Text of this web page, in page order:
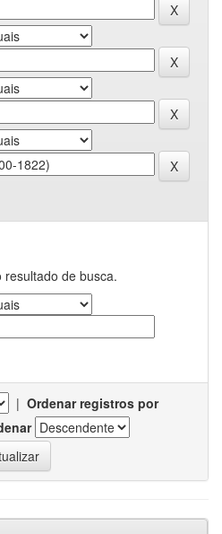
de busca.
| Ordenar registros por